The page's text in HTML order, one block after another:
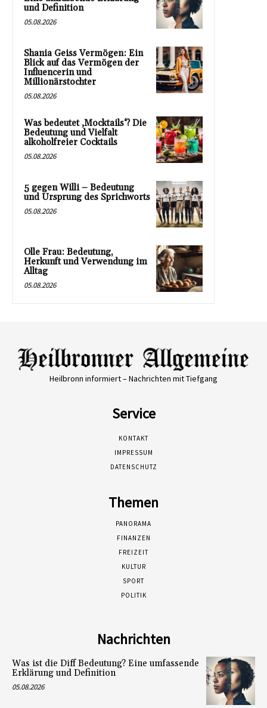
und Definition
05.08.2026
Shania Geiss Vermögen: Ein
Blick auf das Vermögen der
Influencerin und
Millionärstochter
05.08.2026
Was bedeutet ‚Mocktails‘? Die
Bedeutung und Vielfalt
alkoholfreier Cocktails
05.08.2026
5 gegen Willi – Bedeutung
und Ursprung des Sprichworts
05.08.2026
Olle Frau: Bedeutung,
Herkunft und Verwendung im
Alltag
05.08.2026
Heilbronn informiert – Nachrichten mit Tiefgang
Service
KONTAKT
IMPRESSUM
DATENSCHUTZ
Themen
PANORAMA
FINANZEN
FREIZEIT
KULTUR
SPORT
POLITIK
Nachrichten
Was ist die Diff Bedeutung? Eine umfassende
Erklärung und Definition
05.08.2026